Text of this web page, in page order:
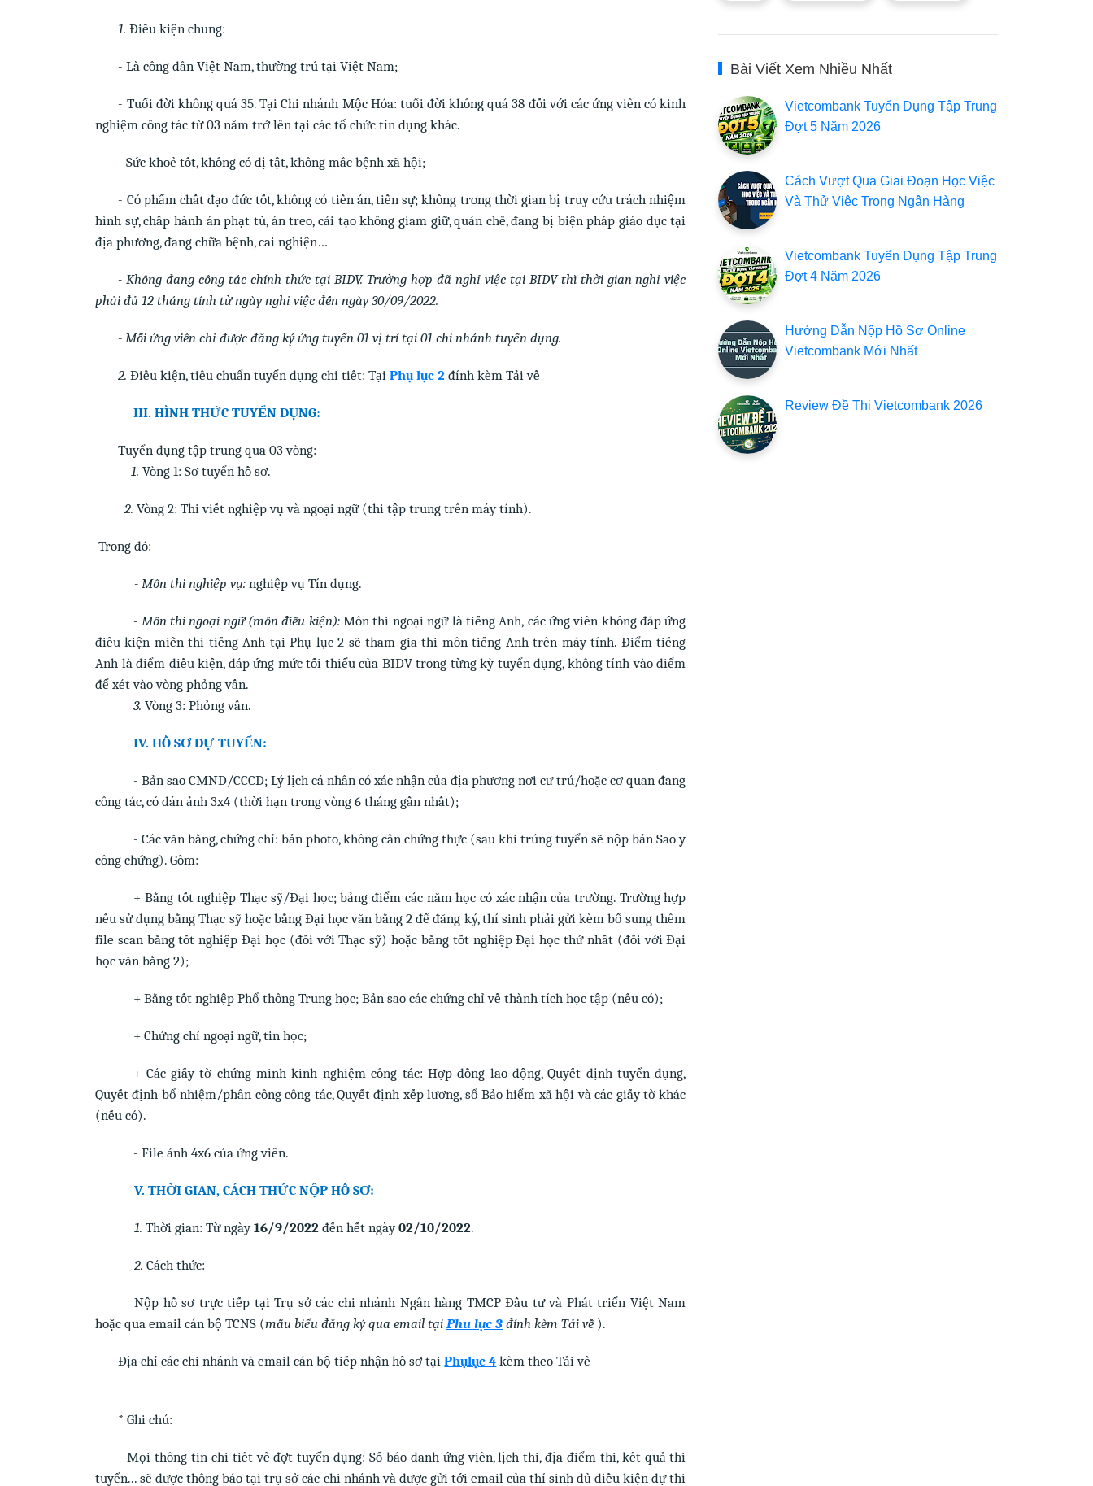
1. Điều kiện chung:
- Là công dân Việt Nam, thường trú tại Việt Nam;
- Tuổi đời không quá 35. Tại Chi nhánh Mộc Hóa: tuổi đời không quá 38 đối với các ứng viên có kinh
nghiệm công tác từ 03 năm trở lên tại các tổ chức tín dụng khác.
- Sức khoẻ tốt, không có dị tật, không mắc bệnh xã hội;
- Có phẩm chất đạo đức tốt, không có tiền án, tiền sự; không trong thời gian bị truy cứu trách nhiệm
hình sự, chấp hành án phạt tù, án treo, cải tạo không giam giữ, quản chế, đang bị biện pháp giáo dục tại
địa phương, đang chữa bệnh, cai nghiện…
- Không đang công tác chính thức tại BIDV. Trường hợp đã nghỉ việc tại BIDV thì thời gian nghỉ việc
phải đủ 12 tháng tính từ ngày nghỉ việc đến ngày 30/09/2022.
- Mỗi ứng viên chỉ được đăng ký ứng tuyển 01 vị trí tại 01 chi nhánh tuyển dụng.
2. Điều kiện, tiêu chuẩn tuyển dụng chi tiết: TạiPhụ lục 2 đính kèm Tải về
III. HÌNH THỨC TUYỂN DỤNG:
Tuyển dụng tập trung qua 03 vòng:
1.Vòng 1: Sơ tuyển hồ sơ.
2. Vòng 2: Thi viết nghiệp vụ và ngoại ngữ (thi tập trung trên máy tính).
Trong đó:
- Môn thi nghiệp vụ: nghiệp vụ Tín dụng.
- Môn thi ngoại ngữ (môn điều kiện):Môn thi ngoại ngữ là tiếng Anh, các ứng viên không đáp ứng
điều kiện miễn thi tiếng Anh tại Phụ lục 2 sẽ tham gia thi môn tiếng Anh trên máy tính. Điểm tiếng
Anh là điểm điều kiện, đáp ứng mức tối thiểu của BIDV trong từng kỳ tuyển dụng, không tính vào điểm
để xét vào vòng phỏng vấn.
3.Vòng 3: Phỏng vấn.
IV. HỒ SƠ DỰ TUYỂN:
- Bản sao CMND/CCCD; Lý lịch cá nhân có xác nhận của địa phương nơi cư trú/hoặc cơ quan đang
công tác, có dán ảnh 3x4 (thời hạn trong vòng 6 tháng gần nhất);
- Các văn bằng, chứng chỉ: bản photo, không cần chứng thực (sau khi trúng tuyển sẽ nộp bản Sao y
công chứng). Gồm:
+ Bằng tốt nghiệp Thạc sỹ/Đại học; bảng điểm các năm học có xác nhận của trường. Trường hợp
nếu sử dụng bằng Thạc sỹ hoặc bằng Đại học văn bằng 2 để đăng ký, thí sinh phải gửi kèm bổ sung thêm
file scan bằng tốt nghiệp Đại học (đối với Thạc sỹ) hoặc bằng tốt nghiệp Đại học thứ nhất (đối với Đại
học văn bằng 2);
+ Bằng tốt nghiệp Phổ thông Trung học; Bản sao các chứng chỉ về thành tích học tập (nếu có);
+ Chứng chỉ ngoại ngữ, tin học;
+ Các giấy tờ chứng minh kinh nghiệm công tác: Hợp đồng lao động, Quyết định tuyển dụng,
Quyết định bổ nhiệm/phân công công tác, Quyết định xếp lương, sổ Bảo hiểm xã hội và các giấy tờ khác
(nếu có).
- File ảnh 4x6 của ứng viên.
V. THỜI GIAN, CÁCH THỨC NỘP HỒ SƠ:
1. Thời gian: Từ ngày16/9/2022 đến hết ngày02/10/2022.
2. Cách thức:
Nộp hồ sơ trực tiếp tại Trụ sở các chi nhánh Ngân hàng TMCP Đầu tư và Phát triển Việt Nam
hoặc qua email cán bộ TCNS (mẫu biểu đăng ký qua email tại Phu lục 3 đính kèm Tải về ).
Địa chỉ các chi nhánh và email cán bộ tiếp nhận hồ sơ tạiPhụlục 4 kèm theo Tải về
* Ghi chú:
- Mọi thông tin chi tiết về đợt tuyển dụng: Số báo danh ứng viên, lịch thi, địa điểm thi, kết quả thi
tuyển... sẽ được thông báo tại trụ sở các chi nhánh và được gửi tới email của thí sinh đủ điều kiện dự thi
Bài Viết Xem Nhiều Nhất
Vietcombank Tuyển Dụng Tập Trung
Đợt 5 Năm 2026
Cách Vượt Qua Giai Đoạn Học Việc
Và Thử Việc Trong Ngân Hàng
Vietcombank Tuyển Dụng Tập Trung
Đợt 4 Năm 2026
Hướng Dẫn Nộp Hồ Sơ Online
Vietcombank Mới Nhất
Review Đề Thi Vietcombank 2026